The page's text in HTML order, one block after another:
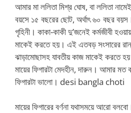
আমার মা ললিতা মিশ্র ঘোষ, বা ললিতা
বয়সে ১৫ বছরের ছোট, অর্থাৎ ৬০ বছর
গৃহিনী। কাকা-কাকী দু’জনেই কর্মজীবী
মাকেই করতে হয়। এই এতবড় সংসারের
ঝাড়ামোছাসহ যাবতীয় কাজ মাকেই করতে
মায়ের ফিগারটা মেদহীন, দারুন। আমার মত
ফিগারটা ভালো। desi bangla choti
মায়ের ফিগারের বর্ণনা যথাসময়ে আরো